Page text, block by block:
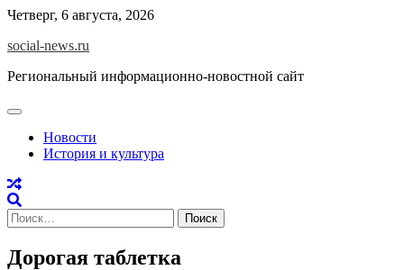
Skip
content
Четверг, 6 августа, 2026
social-news.ru
Региональный информационно-новостной сайт
Новости
История и культура
Найти:
Дорогая таблетка